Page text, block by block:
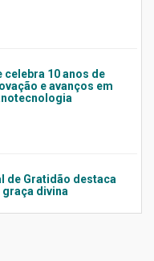
celebra 10 anos de
e avanços em
de Gratidão destaca
graça divina